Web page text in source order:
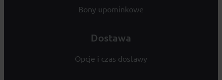
Bony upominkowe
Dostawa
Opcje i czas dostawy